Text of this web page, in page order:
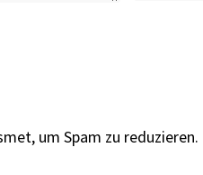
um Spam zu reduzieren.